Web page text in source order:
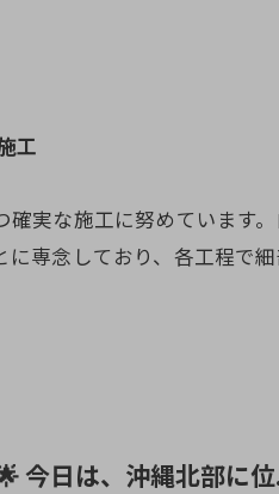
工
実な施工に努めています
専念しており、各工程で
今日は、沖縄北部に